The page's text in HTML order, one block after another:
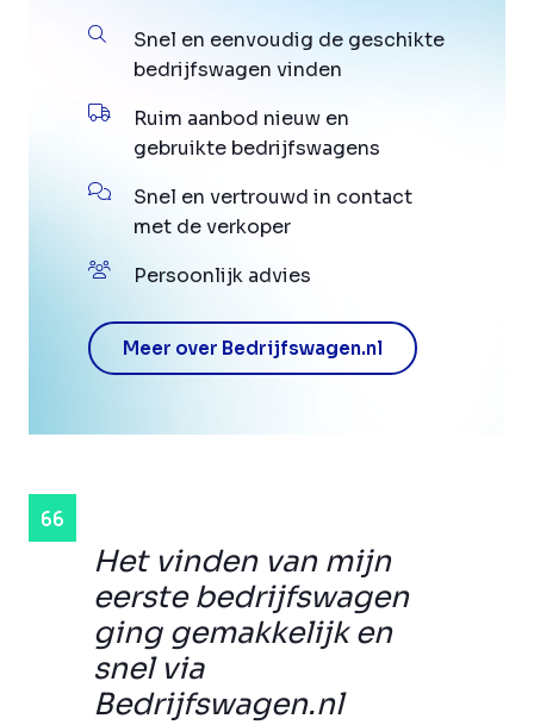
Het vinden van mijn
eerste bedrijfswagen
ging gemakkelijk en
snel via
Bedrijfswagen.nl
Snel en eenvoudig de geschikte
bedrijfswagen vinden
Ruim aanbod nieuw en
gebruikte bedrijfswagens
Snel en vertrouwd in contact
met de verkoper
Persoonlijk advies
Meer over Bedrijfswagen.nl